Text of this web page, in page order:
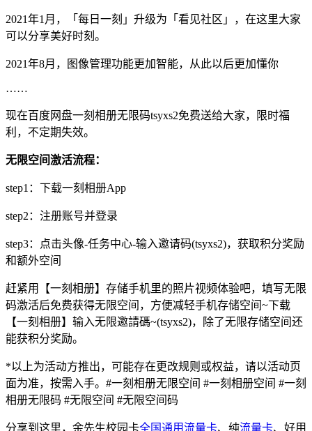
2021年1月，「每日一刻」升级为「看见社区」，在这里大家
可以分享美好时刻。
2021年8月，图像管理功能更加智能，从此以后更加懂你
……
现在百度网盘一刻相册无限码tsyxs2免费送给大家，限时福
利，不定期失效。
无限空间激活流程：
step1：下载一刻相册App
step2：注册账号并登录
step3：点击头像-任务中心-输入邀请码(tsyxs2)，获取积分奖励
和额外空间
赶紧用【一刻相册】存储手机里的照片视频体验吧，填写无限
码激活后免费获得无限空间，方便减轻手机存储空间~下载
【一刻相册】输入无限邀請碼~(tsyxs2)，除了无限存储空间还
能获积分奖励。
*以上为活动方推出，可能存在更改规则或权益，请以活动页
面为准，按需入手。#一刻相册无限空间 #一刻相册空间 #一刻
相册无限码 #无限空间 #无限空间码
分享到这里，余先生校园卡全国通用流量卡、纯流量卡、好用